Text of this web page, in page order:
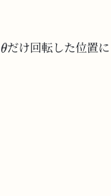
だけ回転した位置に